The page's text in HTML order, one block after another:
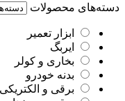
دسته‌های محصولات
ابزار تعمیر
ایربگ
بخاری و کولر
بدنه خودرو
برقی و الکتریکی